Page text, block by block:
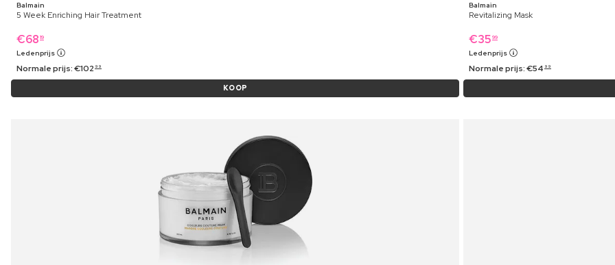
Balmain
5 Week Enriching Hair Treatment
€68 19
Ledenprijs
Normale prijs:€102 99
KOOP
Balmain
Revitalizing Mask
€35 99
Ledenprijs
Normale prijs:€54 99